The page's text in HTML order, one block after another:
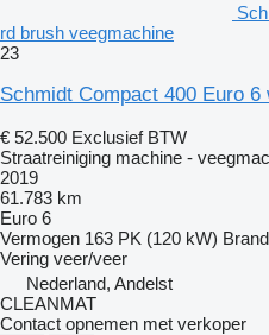
rd brush veegmachine
23
Schmidt Compact 400 Euro 6
€ 52.500 Exclusief BTW
Straatreiniging machine -
2019
61.783 km
Euro 6
Vermogen 163 PK (120 kW)
Vering veer/veer
Nederland, Andelst
CLEANMAT
Contact opnemen met verkoper